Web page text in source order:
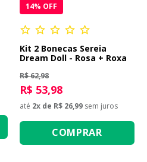
14% OFF
Kit 2 Bonecas Sereia
Dream Doll - Rosa + Roxa
R$ 62,98
R$ 53,98
até 2x de R$ 26,99 sem juros
COMPRAR